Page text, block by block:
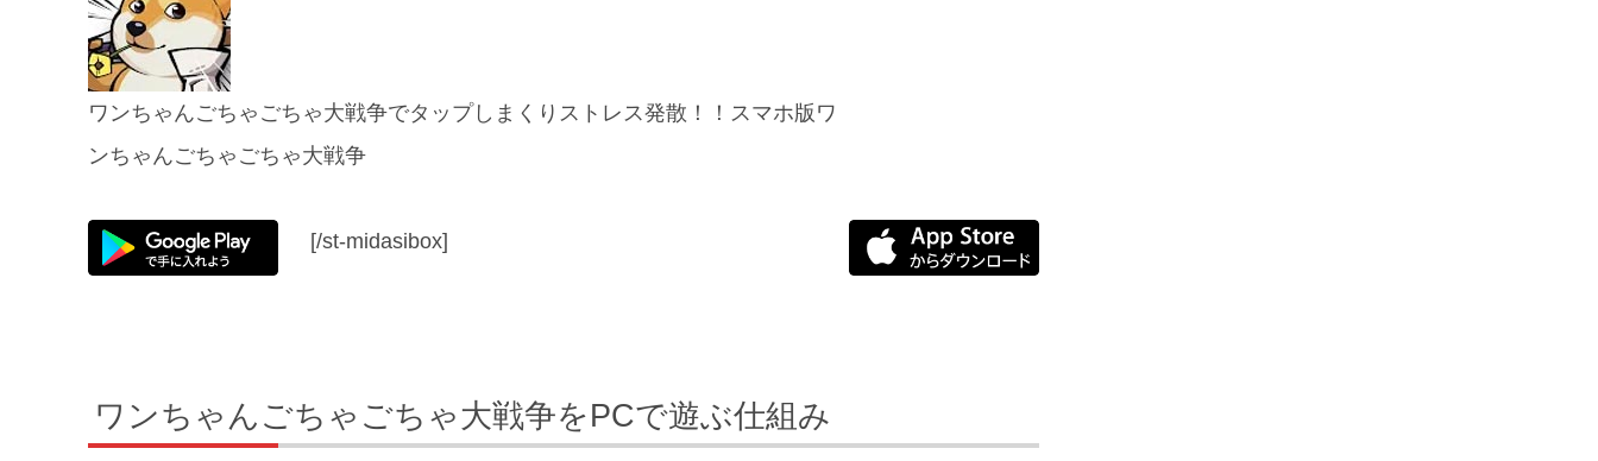
ワンちゃんごちゃごちゃ大戦争でタップしまくりストレス発散！！スマホ版ワ
ンちゃんごちゃごちゃ大戦争
[/st-midasibox]
ワンちゃんごちゃごちゃ大戦争をPCで遊ぶ仕組み